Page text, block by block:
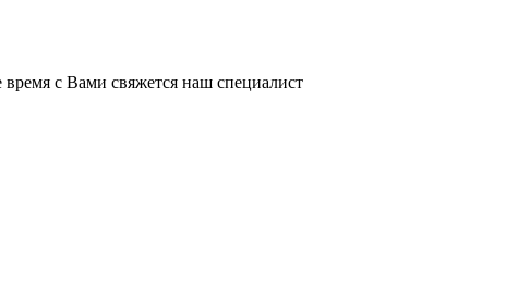
с Вами свяжется наш специалист